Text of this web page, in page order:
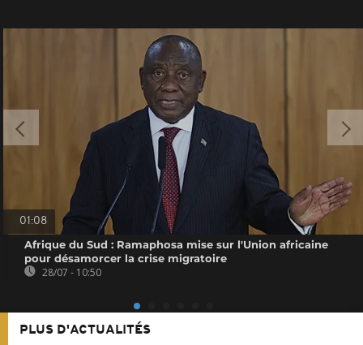
01:08
Afrique du Sud : Ramaphosa mise sur l'Union africaine
pour désamorcer la crise migratoire
28/07 - 10:50
PLUS D'ACTUALITÉS